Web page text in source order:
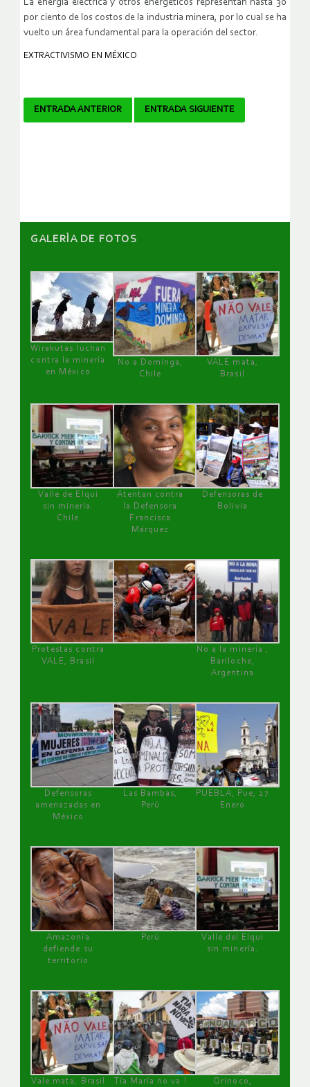
La energía eléctrica y otros energéticos representan hasta 30
por ciento de los costos de la industria minera, por lo cual se ha
vuelto un área fundamental para la operación del sector.
EXTRACTIVISMO EN MÉXICO
Navegador
ENTRADA ANTERIOR ENTRADA SIGUIENTE
GALERÌA DE FOTOS
Wirakutas luchan
contra la minería
en México
No a Dominga,
Chile
VALE mata,
Brasil
Valle de Elqui
sin minería.
Chile
Atentan contra
la Defensora
Francisca
Márquez
Defensoras de
Bolivia
Protestas contra
VALE, Brasil
No a la minería ,
Bariloche,
Argentina
Defensoras
amenazadas en
México
Las Bambas,
Perú
PUEBLA, Pue, 27
Enero
Amazonía
defiende su
territorio
Perú
Valle del Elqui
sin minería.
Vale mata, Brasil Tía María no va ! Orinoco,